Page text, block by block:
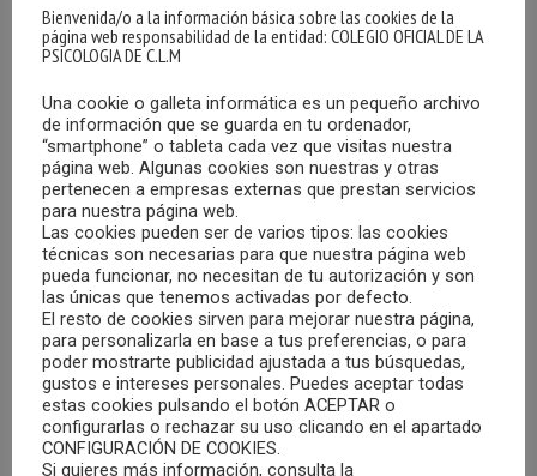
El pasado martes, 16 de marzo, se celebró una reunión de
trabajo entre la Fundación Globalcaja Horizonte XXII, y el
Colegio Oficial de la Psicología de Castilla-La Mancha, en
la cual participaron la Directora General, Carla Avilés; y la
Directora de Comunicación de la entidad, Inma Peinado;
así como la Decana del COPCLM, María Dolores Gómez
Castillo; y la Tesorera, Isabel Hinarejos.
Durante la reunión, La fundación Globalcaja Horizonte XXII
expuso que entre sus objetivos está generar actuaciones
que supongan un empuje al desarrollo social y económico
de Castilla-La Mancha.
En este encuentro online, se propuso crear una línea de
colaboración con la finalidad de abordar diversos temas
Bienvenida/o a la información básica sobre las cookies de la
página web responsabilidad de la entidad: COLEGIO OFICIAL DE LA
PSICOLOGIA DE C.L.M
Una cookie o galleta informática es un pequeño archivo
de información que se guarda en tu ordenador,
“smartphone” o tableta cada vez que visitas nuestra
página web. Algunas cookies son nuestras y otras
pertenecen a empresas externas que prestan servicios
para nuestra página web.
Las cookies pueden ser de varios tipos: las cookies
técnicas son necesarias para que nuestra página web
pueda funcionar, no necesitan de tu autorización y son
las únicas que tenemos activadas por defecto.
El resto de cookies sirven para mejorar nuestra página,
para personalizarla en base a tus preferencias, o para
poder mostrarte publicidad ajustada a tus búsquedas,
gustos e intereses personales. Puedes aceptar todas
estas cookies pulsando el botón ACEPTAR o
configurarlas o rechazar su uso clicando en el apartado
CONFIGURACIÓN DE COOKIES.
Si quieres más información, consulta la